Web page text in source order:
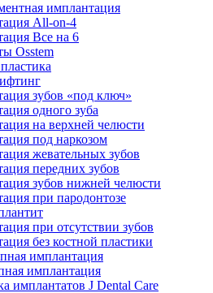
имплантация
All-on-4
Все на 6
Osstem
зубов «под ключ»
одного зуба
на верхней челюсти
под наркозом
жевательных зубов
передних зубов
зубов нижней челюсти
при пародонтозе
при отсутствии зубов
без костной пластики
имплантация
имплантация
имплантатов J Dental Care